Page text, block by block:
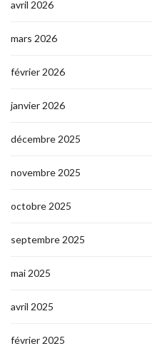
avril 2026
mars 2026
février 2026
janvier 2026
décembre 2025
novembre 2025
octobre 2025
septembre 2025
mai 2025
avril 2025
février 2025